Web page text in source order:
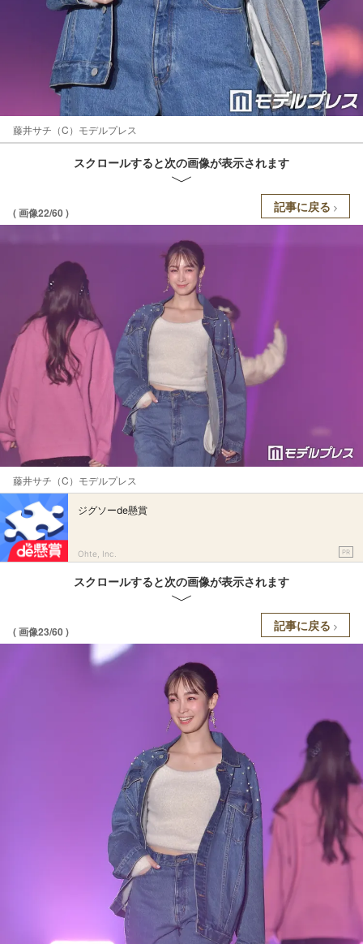
藤井サチ（C）モデルプレス
スクロールすると次の画像が表示されます
( 画像22/60 ) 記事に戻る
藤井サチ（C）モデルプレス
ジグソーde懸賞
Ohte, Inc. PR
スクロールすると次の画像が表示されます
( 画像23/60 ) 記事に戻る